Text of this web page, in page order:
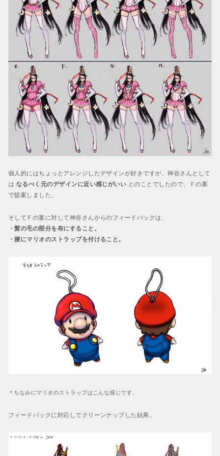
個人的にはちょっとアレンジしたデザインが好きですが、神谷さんとして
は なるべく元のデザインに近い感じがいい とのことでしたので、Ｆの案
で提案しました。
そしてＦの案に対して神谷さんからのフィードバックは、
・髪の毛の部分を布にすること。
・腰にマリオのストラップを付けること。
＊ちなみにマリオのストラップはこんな感じです。
フィードバックに対応してクリーンナップした結果。